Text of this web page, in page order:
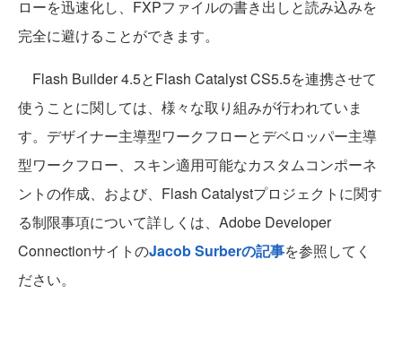
ローを迅速化し、FXPファイルの書き出しと読み込みを
完全に避けることができます。
Flash Builder 4.5とFlash Catalyst CS5.5を連携させて
使うことに関しては、様々な取り組みが行われていま
す。デザイナー主導型ワークフローとデベロッパー主導
型ワークフロー、スキン適用可能なカスタムコンポーネ
ントの作成、および、Flash Catalystプロジェクトに関す
る制限事項について詳しくは、Adobe Developer
ConnectionサイトのJacob Surberの記事を参照してく
ださい。